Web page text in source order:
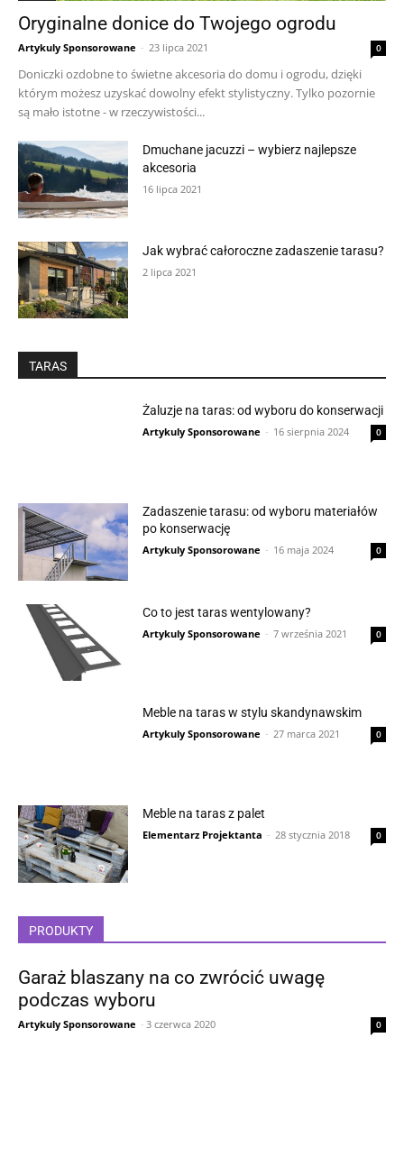
Oryginalne donice do Twojego ogrodu
Artykuly Sponsorowane - 23 lipca 2021 0
Doniczki ozdobne to świetne akcesoria do domu i ogrodu, dzięki
którym możesz uzyskać dowolny efekt stylistyczny. Tylko pozornie
są mało istotne - w rzeczywistości...
Dmuchane jacuzzi – wybierz najlepsze
akcesoria
16 lipca 2021
Jak wybrać całoroczne zadaszenie tarasu?
2 lipca 2021
TARAS
Żaluzje na taras: od wyboru do konserwacji
Artykuly Sponsorowane - 16 sierpnia 2024 0
Zadaszenie tarasu: od wyboru materiałów
po konserwację
Artykuly Sponsorowane - 16 maja 2024 0
Co to jest taras wentylowany?
Artykuly Sponsorowane - 7 września 2021 0
Meble na taras w stylu skandynawskim
Artykuly Sponsorowane - 27 marca 2021 0
Meble na taras z palet
Elementarz Projektanta - 28 stycznia 2018 0
PRODUKTY
Garaż blaszany na co zwrócić uwagę
podczas wyboru
Artykuly Sponsorowane - 3 czerwca 2020 0